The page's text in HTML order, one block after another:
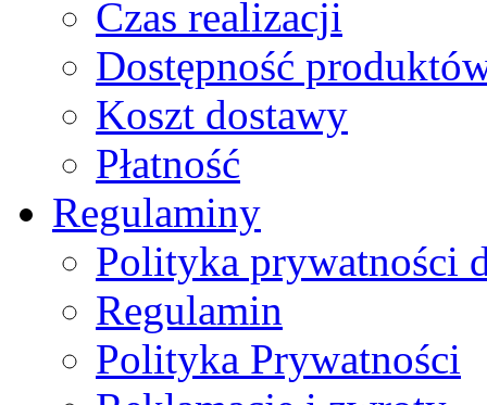
Czas realizacji
Dostępność
Koszt dostawy
Płatność
Regulaminy
Polityka prywatności
Regulamin
Polityka Prywatności